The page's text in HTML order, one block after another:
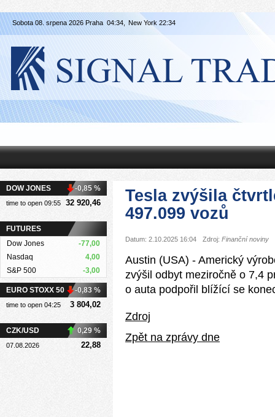
Tesla zvýšila
497.099 vozů
Datum: 2.10.2025 16:04 Zdroj: Finanční noviny
Austin (USA) - Americký
zvýšil odbyt meziročně o 7,4
o auta podpořil blížící se
Zdroj
Zpět na zprávy dne
DOW JONES -0,85 %
time to open 09:55 32 920,46
FUTURES
Dow Jones
-77,00
Nasdaq
4,00
S&P 500
-3,00
EURO STOXX 50 -0,83 %
time to open 04:25 3 804,02
CZK/USD 0,29 %
07.08.2026 22,88
Sobota 08. srpena 2026 Praha 04:34, New York 22:34